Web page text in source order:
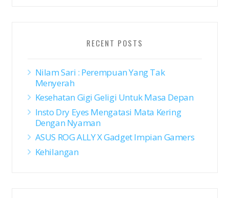
RECENT POSTS
Nilam Sari : Perempuan Yang Tak
Menyerah
Kesehatan Gigi Geligi Untuk Masa Depan
Insto Dry Eyes Mengatasi Mata Kering
Dengan Nyaman
ASUS ROG ALLY X Gadget Impian Gamers
Kehilangan